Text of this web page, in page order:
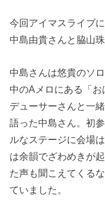
今回アイマスライブ
中島由貴さんと脇山
中島さんは悠貴のソ
中のAメロにある「
デューサーさんと一
語った中島さん。初
ルなステージに会場
は余韻でざわめきが
た声も聞こえてくる
ていました。